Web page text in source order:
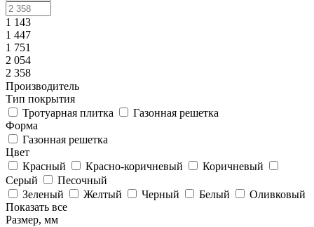
1 143
1 447
1 751
2 054
2 358
Производитель
Тип покрытия
Тротуарная плитка
Газонная решетка
Форма
Газонная решетка
Цвет
Красный
Красно-коричневый
Коричневый
Серый
Песочный
Зеленый
Желтый Черный Белый
Оливковый
Показать все
Размер, мм